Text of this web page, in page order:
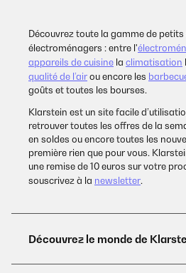
Découvrez toute la gamme de petits
électroménagers : entre l'
appareils de cuisine la climatisation
qualité de l’airou encore les
goûts et toutes les bourses.
Klarstein est un site facile
retrouver toutes les offres de la
en soldes ou encore toutes les
première rien que pour vous.
une remise de 10 euros sur votre
souscrivez à la newsletter.